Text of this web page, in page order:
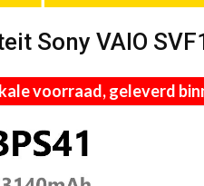
Sony VAIO
voorraad, geleverd